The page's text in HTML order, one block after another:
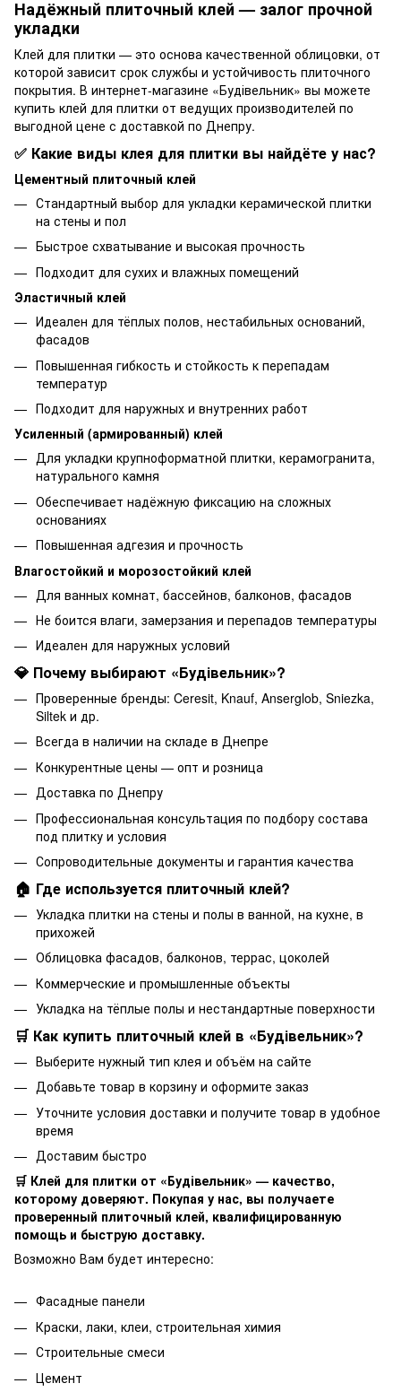
Надёжный плиточный клей — залог прочной
укладки
Клей для плитки — это основа качественной облицовки, от
которой зависит срок службы и устойчивость плиточного
покрытия. В интернет-магазине «Будівельник» вы можете
купить клей для плитки от ведущих производителей по
выгодной цене с доставкой по Днепру.
✅ Какие виды клея для плитки вы найдёте у нас?
Цементный плиточный клей
Стандартный выбор для укладки керамической плитки
на стены и пол
Быстрое схватывание и высокая прочность
Подходит для сухих и влажных помещений
Эластичный клей
Идеален для тёплых полов, нестабильных оснований,
фасадов
Повышенная гибкость и стойкость к перепадам
температур
Подходит для наружных и внутренних работ
Усиленный (армированный) клей
Для укладки крупноформатной плитки, керамогранита,
натурального камня
Обеспечивает надёжную фиксацию на сложных
основаниях
Повышенная адгезия и прочность
Влагостойкий и морозостойкий клей
Для ванных комнат, бассейнов, балконов, фасадов
Не боится влаги, замерзания и перепадов температуры
Идеален для наружных условий
💎 Почему выбирают «Будівельник»?
Проверенные бренды: Ceresit, Knauf, Anserglob, Sniezka,
Siltek и др.
Всегда в наличии на складе в Днепре
Конкурентные цены — опт и розница
Доставка по Днепру
Профессиональная консультация по подбору состава
под плитку и условия
Сопроводительные документы и гарантия качества
🏠 Где используется плиточный клей?
Укладка плитки на стены и полы в ванной, на кухне, в
прихожей
Облицовка фасадов, балконов, террас, цоколей
Коммерческие и промышленные объекты
Укладка на тёплые полы и нестандартные поверхности
🛒 Как купить плиточный клей в «Будівельник»?
Выберите нужный тип клея и объём на сайте
Добавьте товар в корзину и оформите заказ
Уточните условия доставки и получите товар в удобное
время
Доставим быстро
🛒 Клей для плитки от «Будівельник» — качество,
которому доверяют. Покупая у нас, вы получаете
проверенный плиточный клей, квалифицированную
помощь и быструю доставку.
Возможно Вам будет интересно:
Фасадные панели
Краски, лаки, клеи, строительная химия
Строительные смеси
Цемент